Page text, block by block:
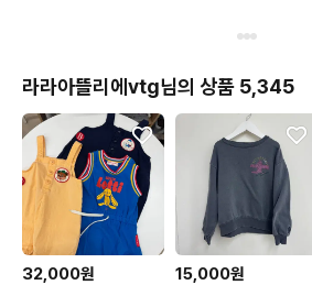
라라아뜰리에vtg님의 상품 5,345
32,000원 15,000원